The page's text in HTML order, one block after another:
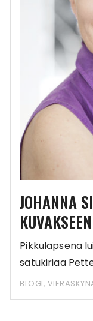
JOHANNA
Pikkulapsena
satukirjaa
villikaniinin
BLOGI,